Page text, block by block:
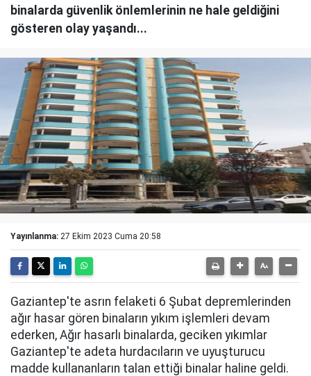
binalarda güvenlik önlemlerinin ne hale geldiğini
gösteren olay yaşandı...
Yayınlanma: 27 Ekim 2023 Cuma 20:58
Gaziantep'te asrın felaketi 6 Şubat depremlerinden
ağır hasar gören binaların yıkım işlemleri devam
ederken, Ağır hasarlı binalarda, geciken yıkımlar
Gaziantep'te adeta hurdacıların ve uyuşturucu
madde kullananların talan ettiği binalar haline geldi.